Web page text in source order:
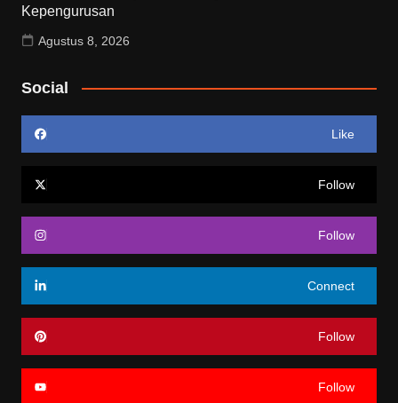
Kepengurusan
Agustus 8, 2026
Social
Like
Follow
Follow
Connect
Follow
Follow